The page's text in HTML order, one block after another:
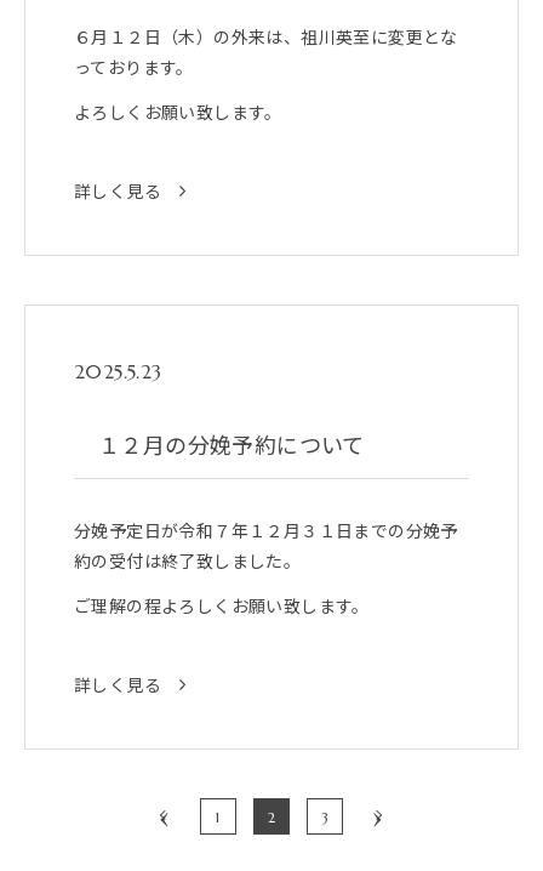
６月１２日（木）の外来は、祖川英至に変更とな
っております。
よろしくお願い致します。
詳しく見る
2025.5.23
１２月の分娩予約について
分娩予定日が令和７年１２月３１日までの分娩予
約の受付は終了致しました。
ご理解の程よろしくお願い致します。
詳しく見る
‹ 1 2 3 ›